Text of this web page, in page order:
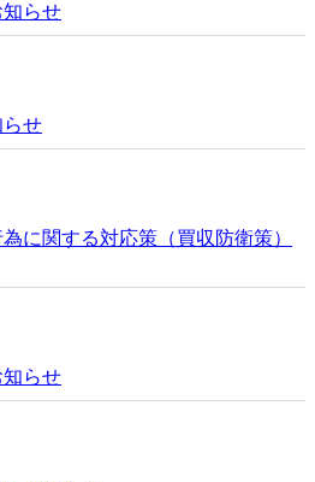
知らせ
せ
に関する対応策（買収防衛策）
らせ